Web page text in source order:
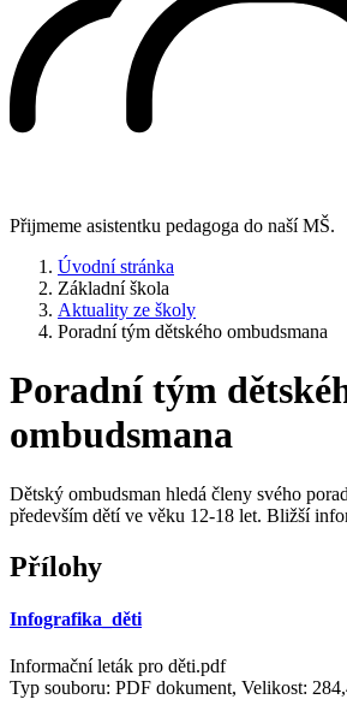
Přijmeme asistentku pedagoga do naší MŠ.
Úvodní stránka
Základní škola
Aktuality ze školy
Poradní tým dětského ombudsmana
Poradní tým
ombudsmana
Dětský ombudsman hledá členy svého
především dětí ve věku 12-18 let. Bližší
Přílohy
Infografika_děti
Informační leták pro děti.pdf
Typ souboru: PDF dokument, Velikost: